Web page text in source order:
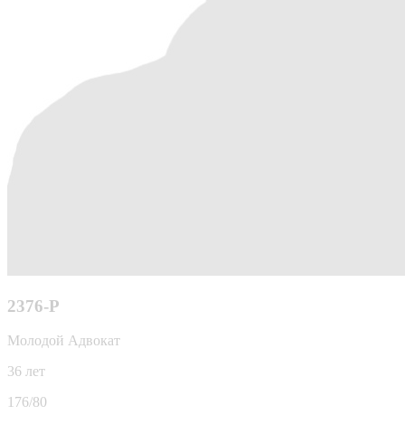
2376-P
Молодой Адвокат
36 лет
176/80